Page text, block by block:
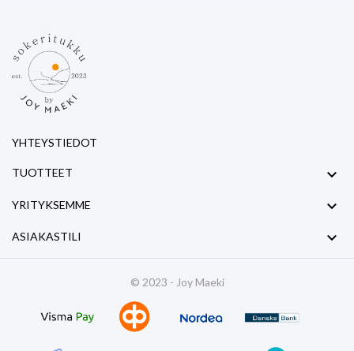
YHTEYSTIEDOT
TUOTTEET 
YRITYKSEMME 
ASIAKASTILI 
© 2023 - Joy Maeki